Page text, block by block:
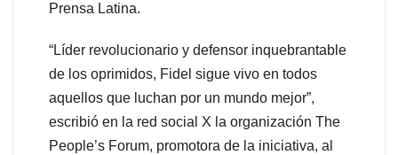
Prensa Latina.
“Líder revolucionario y defensor inquebrantable
de los oprimidos, Fidel sigue vivo en todos
aquellos que luchan por un mundo mejor”,
escribió en la red social X la organización The
People’s Forum, promotora de la iniciativa, al